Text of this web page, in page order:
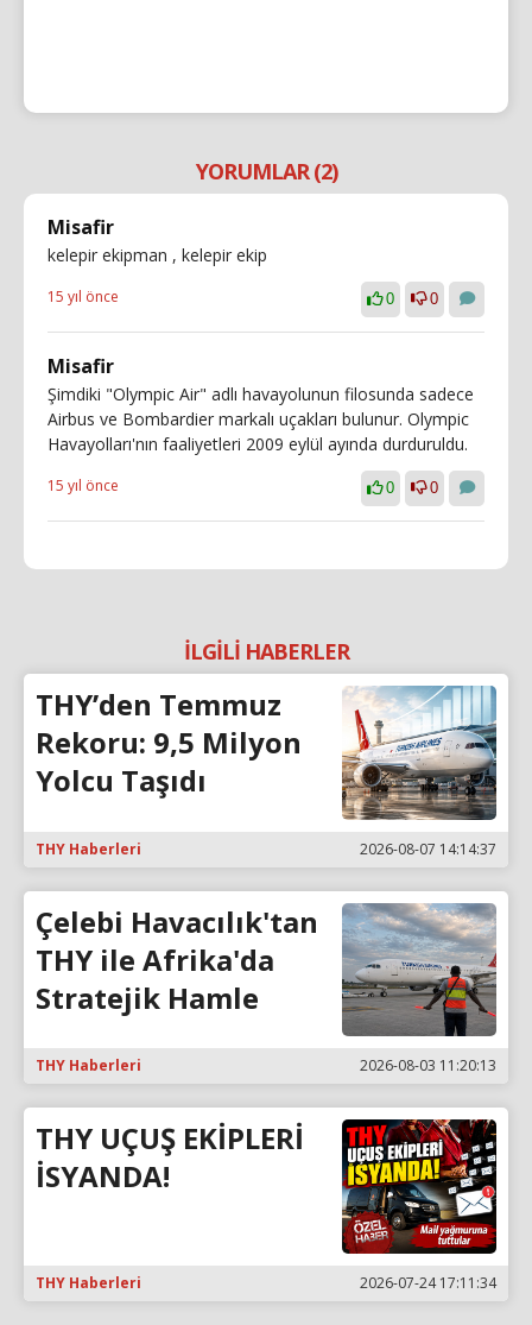
YORUMLAR (2)
Misafir
kelepir ekipman , kelepir ekip
15 yıl önce 0 0
Misafir
Şimdiki "Olympic Air" adlı havayolunun filosunda sadece
Airbus ve Bombardier markalı uçakları bulunur. Olympic
Havayolları'nın faaliyetleri 2009 eylül ayında durduruldu.
15 yıl önce 0 0
İLGİLİ HABERLER
THY’den Temmuz
Rekoru: 9,5 Milyon
Yolcu Taşıdı
THY Haberleri 2026-08-07 14:14:37
Çelebi Havacılık'tan
THY ile Afrika'da
Stratejik Hamle
THY Haberleri 2026-08-03 11:20:13
THY UÇUŞ EKİPLERİ
İSYANDA!
THY Haberleri 2026-07-24 17:11:34